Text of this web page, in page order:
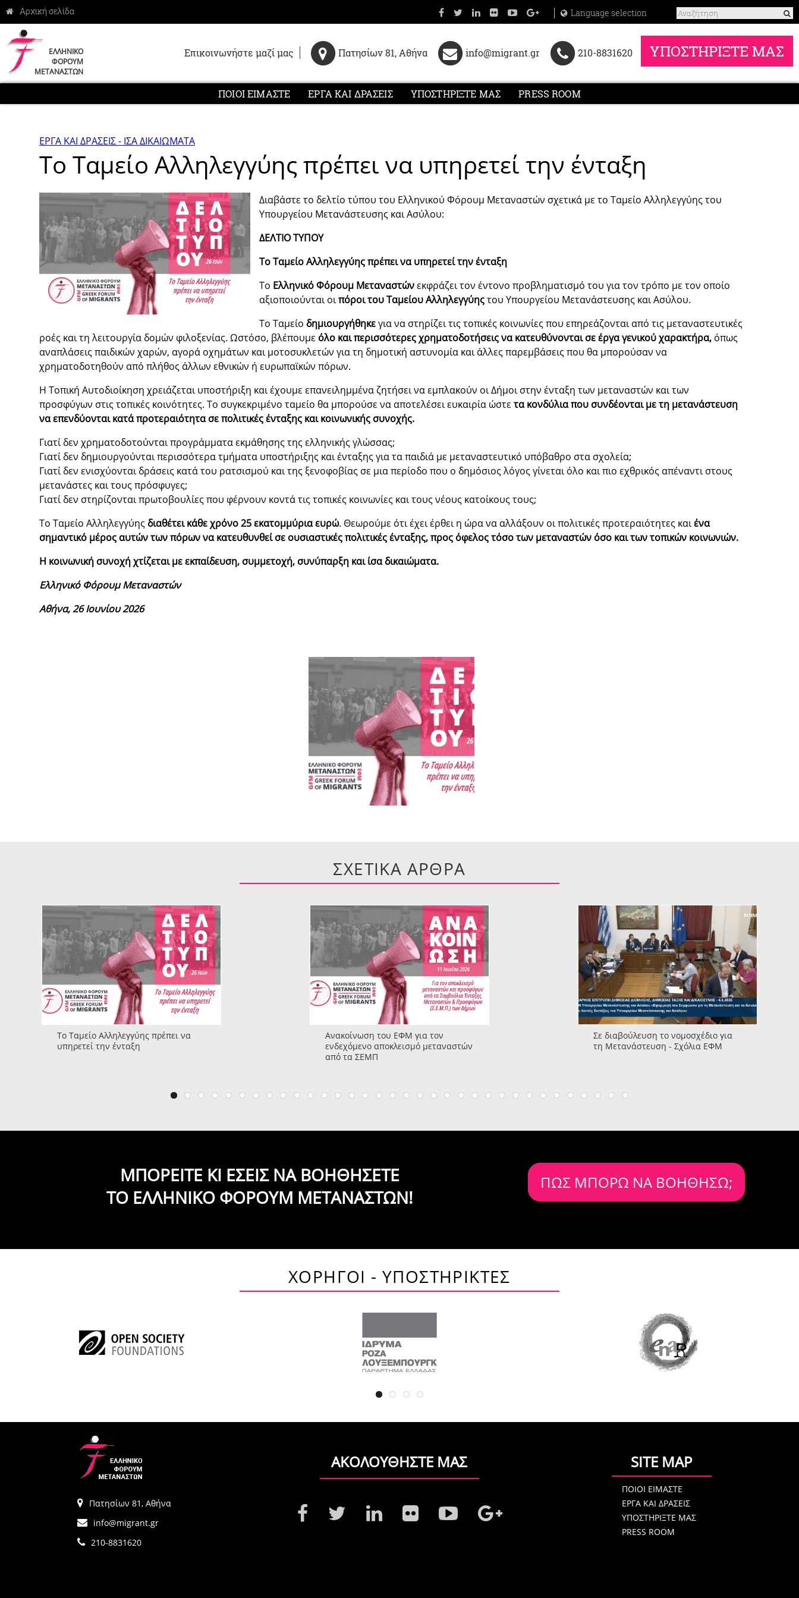
Language selection
ΕΛΛΗΝΙΚΟ
ΦΟΡΟΥΜ
ΜΕΤΑΝΑΣΤΩΝ
Επικοινωνήστε μαζί μας Πατησίων 81, Αθήνα info@migrant.gr 210-8831620 ΥΠΟΣΤΗΡΙΞΤΕ ΜΑΣ
ΠΟΙΟΙ ΕΙΜΑΣΤΕ ΕΡΓΑ ΚΑΙ ΔΡΑΣΕΙΣ ΥΠΟΣΤΗΡΙΞΤΕ ΜΑΣ PRESS ROOM
ΕΡΓΑ ΚΑΙ ΔΡΑΣΕΙΣ - ΙΣΑ ΔΙΚΑΙΩΜΑΤΑ
Το Ταμείο Αλληλεγγύης πρέπει να υπηρετεί την ένταξη
Διαβάστε το δελτίο τύπου του Ελληνικού Φόρουμ Μεταναστών σχετικά με το Ταμείο Αλληλεγγύης του
Υπουργείου Μετανάστευσης και Ασύλου:
ΔΕΛΤΙΟ ΤΥΠΟΥ
Το Ταμείο Αλληλεγγύης πρέπει να υπηρετεί την ένταξη
Το Ελληνικό Φόρουμ Μεταναστώνεκφράζει τον έντονο προβληματισμό του για τον τρόπο με τον οποίο
αξιοποιούνται οιπόροι του Ταμείου Αλληλεγγύηςτου Υπουργείου Μετανάστευσης και Ασύλου.
Το Ταμείο δημιουργήθηκεγια να στηρίζει τις τοπικές κοινωνίες που επηρεάζονται από τις μεταναστευτικές
ροές και τη λειτουργία δομών φιλοξενίας. Ωστόσο, βλέπουμε όλο και περισσότερες χρηματοδοτήσεις να κατευθύνονται σε έργα γενικού χαρακτήρα,όπως
αναπλάσεις παιδικών χαρών, αγορά οχημάτων και μοτοσυκλετών για τη δημοτική αστυνομία και άλλες παρεμβάσεις που θα μπορούσαν να
χρηματοδοτηθούν από πλήθος άλλων εθνικών ή ευρωπαϊκών πόρων.
Η Τοπική Αυτοδιοίκηση χρειάζεται υποστήριξη και έχουμε επανειλημμένα ζητήσει να εμπλακούν οι Δήμοι στην ένταξη των μεταναστών και των
προσφύγων στις τοπικές κοινότητες. Το συγκεκριμένο ταμείο θα μπορούσε να αποτελέσει ευκαιρία ώστε τα κονδύλια που συνδέονται με τη μετανάστευση
να επενδύονται κατά προτεραιότητα σε πολιτικές ένταξης και κοινωνικής συνοχής.
Γιατί δεν χρηματοδοτούνται προγράμματα εκμάθησης της ελληνικής γλώσσας;
Γιατί δεν δημιουργούνται περισσότερα τμήματα υποστήριξης και ένταξης για τα παιδιά με μεταναστευτικό υπόβαθρο στα σχολεία;
Γιατί δεν ενισχύονται δράσεις κατά του ρατσισμού και της ξενοφοβίας σε μια περίοδο που ο δημόσιος λόγος γίνεται όλο και πιο εχθρικός απέναντι στους
μετανάστες και τους πρόσφυγες;
Γιατί δεν στηρίζονται πρωτοβουλίες που φέρνουν κοντά τις τοπικές κοινωνίες και τους νέους κατοίκους τους;
Το Ταμείο Αλληλεγγύηςδιαθέτει κάθε χρόνο 25 εκατομμύρια ευρώ. Θεωρούμε ότι έχει έρθει η ώρα να αλλάξουν οι πολιτικές προτεραιότητες καιένα
σημαντικό μέρος αυτών των πόρων να κατευθυνθεί σε ουσιαστικές πολιτικές ένταξης, προς όφελος τόσο των μεταναστών όσο και των τοπικών κοινωνιών.
Η κοινωνική συνοχή χτίζεται με εκπαίδευση, συμμετοχή, συνύπαρξη και ίσα δικαιώματα.
Ελληνικό Φόρουμ Μεταναστών
Αθήνα, 26 Ιουνίου 2026
ΣΧΕΤΙΚΑ ΑΡΘΡΑ
Το Ταμείο Αλληλεγγύης πρέπει να
υπηρετεί την ένταξη
Ανακοίνωση του ΕΦΜ για τον
ενδεχόμενο αποκλεισμό μεταναστών
από τα ΣΕΜΠ
Σε διαβούλευση το νομοσχέδιο για
τη Μετανάστευση - Σχόλια ΕΦΜ
ΜΠΟΡΕΙΤΕ ΚΙ ΕΣΕΙΣ ΝΑ ΒΟΗΘΗΣΕΤΕ
ΤΟ ΕΛΛΗΝΙΚΟ ΦΟΡΟΥΜ ΜΕΤΑΝΑΣΤΩΝ!
ΠΩΣ ΜΠΟΡΩ ΝΑ ΒΟΗΘΗΣΩ;
ΧΟΡΗΓΟΙ - ΥΠΟΣΤΗΡΙΚΤΕΣ
Πατησίων 81, Αθήνα
info@migrant.gr
210-8831620
ΑΚΟΛΟΥΘΗΣΤΕ ΜΑΣ SITE MAP
ΠΟΙΟΙ ΕΙΜΑΣΤΕ
ΕΡΓΑ ΚΑΙ ΔΡΑΣΕΙΣ
ΥΠΟΣΤΗΡΙΞΤΕ ΜΑΣ
PRESS ROOM